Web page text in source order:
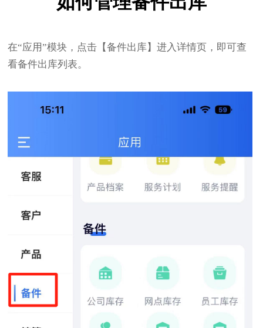
在“应用”模块，点击【备件出库】进入详情页，即可查
看备件出库列表。